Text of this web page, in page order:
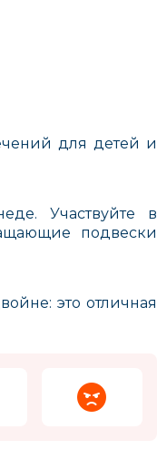
для детей и
Участвуйте в
подвески
это отличная